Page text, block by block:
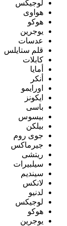
لوجيكس
هواوى
هوكو
يوجرين
عدسات
قلم ستايلس
كابلات
أمايا
أنكر
اورايمو
ايكونز
باسى
بيسوس
بيلكن
جوى روم
جيرماكس
ريتشى
سيلبيرات
سينديم
لانكس
لدنيو
لوجيكس
هوكو
يوجرين